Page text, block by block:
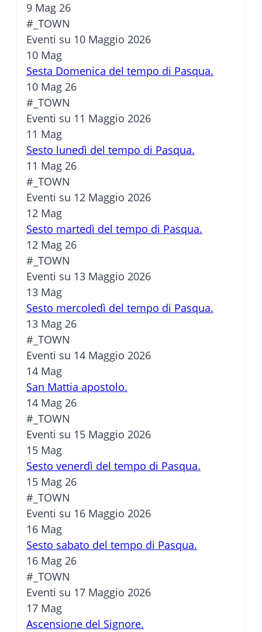
9 Mag 26
#_TOWN
Eventi su 10 Maggio 2026
10 Mag
Sesta Domenica del tempo di Pasqua.
10 Mag 26
#_TOWN
Eventi su 11 Maggio 2026
11 Mag
Sesto lunedì del tempo di Pasqua.
11 Mag 26
#_TOWN
Eventi su 12 Maggio 2026
12 Mag
Sesto martedì del tempo di Pasqua.
12 Mag 26
#_TOWN
Eventi su 13 Maggio 2026
13 Mag
Sesto mercoledì del tempo di Pasqua.
13 Mag 26
#_TOWN
Eventi su 14 Maggio 2026
14 Mag
San Mattia apostolo.
14 Mag 26
#_TOWN
Eventi su 15 Maggio 2026
15 Mag
Sesto venerdì del tempo di Pasqua.
15 Mag 26
#_TOWN
Eventi su 16 Maggio 2026
16 Mag
Sesto sabato del tempo di Pasqua.
16 Mag 26
#_TOWN
Eventi su 17 Maggio 2026
17 Mag
Ascensione del Signore.